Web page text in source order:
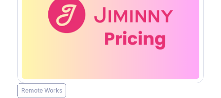
Remote Works